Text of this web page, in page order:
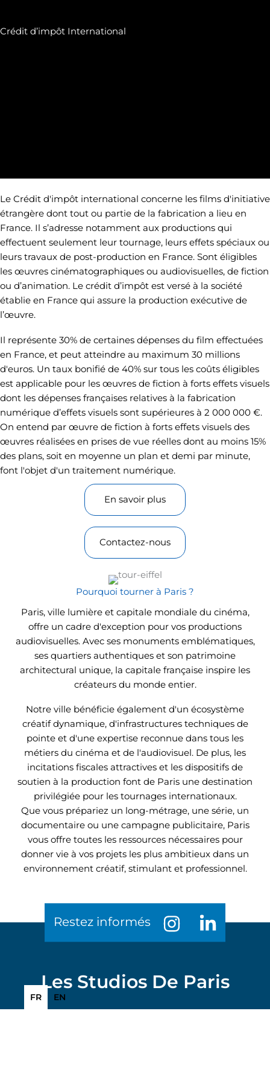
Crédit d’impôt International
Le Crédit d'impôt international concerne les films d'initiative
étrangère dont tout ou partie de la fabrication a lieu en
France. Il s’adresse notamment aux productions qui
effectuent seulement leur tournage, leurs effets spéciaux ou
leurs travaux de post-production en France. Sont éligibles
les œuvres cinématographiques ou audiovisuelles, de fiction
ou d’animation. Le crédit d’impôt est versé à la société
établie en France qui assure la production exécutive de
l’œuvre.
Il représente 30% de certaines dépenses du film effectuées
en France, et peut atteindre au maximum 30 millions
d'euros. Un taux bonifié de 40% sur tous les coûts éligibles
est applicable pour les œuvres de fiction à forts effets visuels
dont les dépenses françaises relatives à la fabrication
numérique d’effets visuels sont supérieures à 2 000 000 €.
On entend par œuvre de fiction à forts effets visuels des
œuvres réalisées en prises de vue réelles dont au moins 15%
des plans, soit en moyenne un plan et demi par minute,
font l'objet d'un traitement numérique.
En savoir plus
Contactez-nous
Pourquoi tourner à Paris ?
Paris, ville lumière et capitale mondiale du cinéma,
offre un cadre d'exception pour vos productions
audiovisuelles. Avec ses monuments emblématiques,
ses quartiers authentiques et son patrimoine
architectural unique, la capitale française inspire les
créateurs du monde entier.
Notre ville bénéficie également d'un écosystème
créatif dynamique, d'infrastructures techniques de
pointe et d'une expertise reconnue dans tous les
métiers du cinéma et de l'audiovisuel. De plus, les
incitations fiscales attractives et les dispositifs de
soutien à la production font de Paris une destination
privilégiée pour les tournages internationaux.
Que vous prépariez un long-métrage, une série, un
documentaire ou une campagne publicitaire, Paris
vous offre toutes les ressources nécessaires pour
donner vie à vos projets les plus ambitieux dans un
environnement créatif, stimulant et professionnel.
Les Studios De Paris
FR EN